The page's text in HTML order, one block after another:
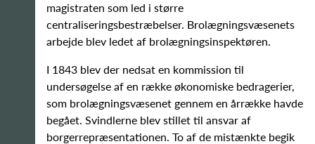
magistraten som led i større
centraliseringsbestræbelser. Brolægningsvæsenets
arbejde blev ledet af brolægningsinspektøren.
I 1843 blev der nedsat en kommission til
undersøgelse af en række økonomiske bedragerier,
som brolægningsvæsenet gennem en årrække havde
begået. Svindlerne blev stillet til ansvar af
borgerrepræsentationen. To af de mistænkte begik